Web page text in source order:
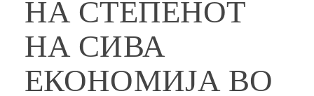
НА СТЕПЕНОТ
НА СИВА
ЕКОНОМИЈА ВО